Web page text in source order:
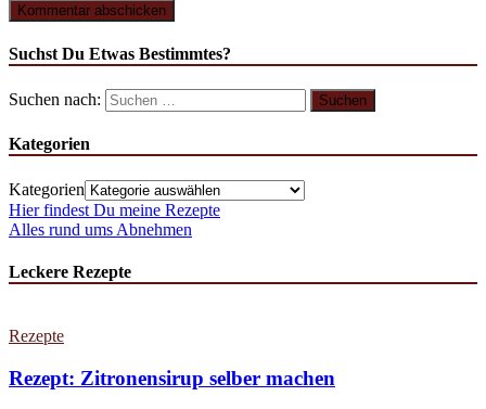
Suchst Du Etwas Bestimmtes?
Suchen nach:
Kategorien
Kategorien
Hier findest Du meine Rezepte
Alles rund ums Abnehmen
Leckere Rezepte
Rezepte
Rezept: Zitronensirup selber machen